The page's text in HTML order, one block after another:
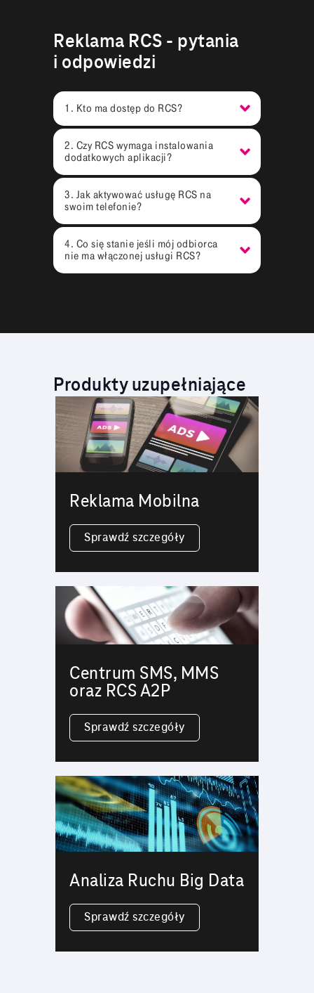
Reklama RCS - pytania
i odpowiedzi
1. Kto ma dostęp do RCS?
2. Czy RCS wymaga instalowania
dodatkowych aplikacji?
3. Jak aktywować usługę RCS na
swoim telefonie?
4. Co się stanie jeśli mój odbiorca
nie ma włączonej usługi RCS?
Produkty uzupełniające
Reklama Mobilna
Sprawdź szczegóły
Centrum SMS, MMS
oraz RCS A2P
Sprawdź szczegóły
Analiza Ruchu Big Data
Sprawdź szczegóły